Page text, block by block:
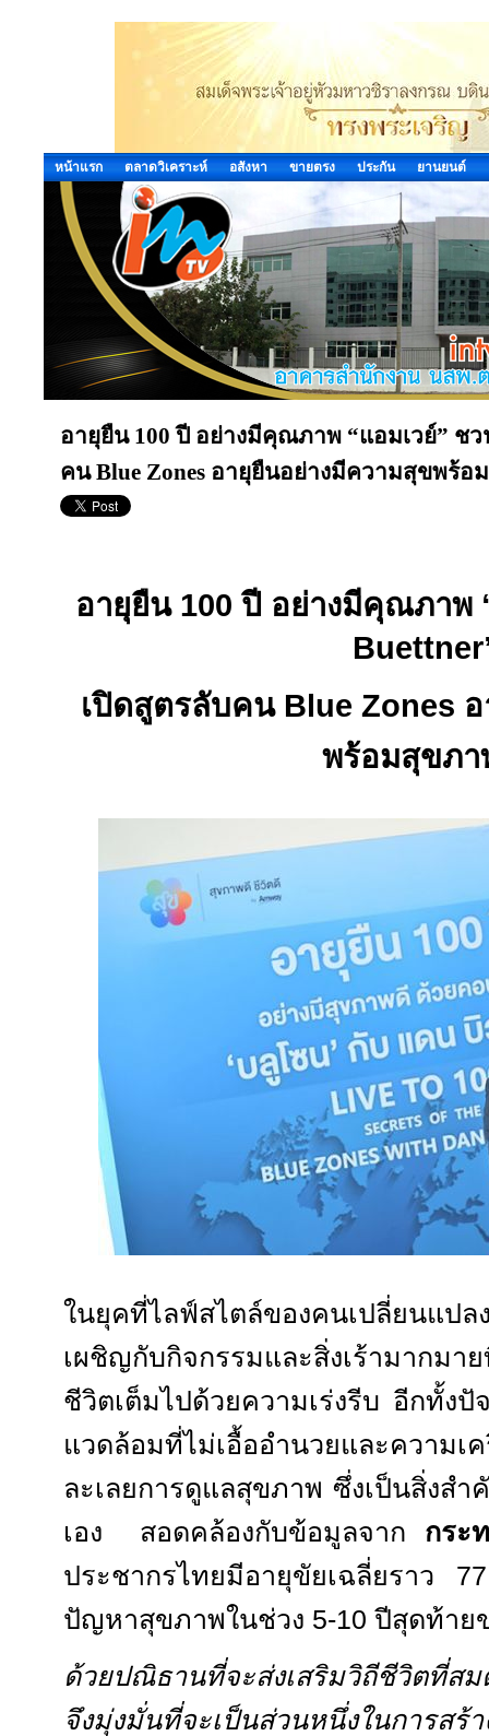
หน้าแรก ตลาดวิเคราะห์ อสังหา ขายตรง ประกัน ยานยนต์
อายุยืน 100 ปี อย่างมีคุณภาพ “แอมเวย์” ชว
คน Blue Zones อายุยืนอย่างมีความสุขพร้
อายุยืน 100 ปี อย่างมีคุณภาพ
เปิดสูตรลับคน Blue Zones
พร้อมสุขภ
ในยุคที่ไลฟ์สไตล์ของคนเปลี่ยนแปล
เผชิญกับกิจกรรมและสิ่งเร้ามากม
ชีวิตเต็มไปด้วยความเร่งรีบ อีกทั้ง
แวดล้อมที่ไม่เอื้ออำนวยและความเ
ละเลยการดูแลสุขภาพ ซึ่งเป็นสิ่งส
เอง สอดคล้องกับข้อมูลจาก กระ
ประชากรไทยมีอายุขัยเฉลี่ยราว
ปัญหาสุขภาพในช่วง 5-10 ปีสุดท้า
ด้วยปณิธานที่จะส่งเสริมวิถีชีวิตที่ส
จึงมุ่งมั่นที่จะเป็นส่วนหนึ่งในการสร้